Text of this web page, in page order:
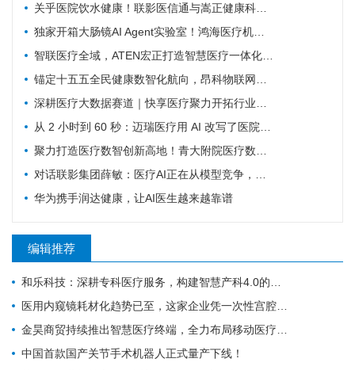
关乎医院饮水健康！联影医信通与嵩正健康科技战略合作
独家开箱大肠镜AI Agent实验室！鸿海医疗机器人成开刀房新要角
智联医疗全域，ATEN宏正打造智慧医疗一体化连接解决方案
锚定十五五全民健康数智化航向，昂科物联网全域技术筑牢智慧医院数字底座
深耕医疗大数据赛道｜快享医疗聚力开拓行业新价值
从 2 小时到 60 秒：迈瑞医疗用 AI 改写了医院最累科室的工作方式
聚力打造医疗数智创新高地！青大附院医疗数智联合实验室正式启用
对话联影集团薛敏：医疗AI正在从模型竞争，走向医疗体系的重构
华为携手润达健康，让AI医生越来越靠谱
编辑推荐
和乐科技：深耕专科医疗服务，构建智慧产科4.0的全流程闭环管理
医用内窥镜耗材化趋势已至，这家企业凭一次性宫腔镜强势入局 | 复星·星未来创业营
金昊商贸持续推出智慧医疗终端，全力布局移动医疗市场
中国首款国产关节手术机器人正式量产下线！